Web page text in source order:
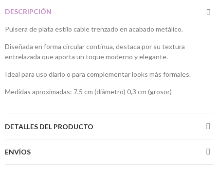
DESCRIPCIÓN
Pulsera de plata estilo cable trenzado en acabado metálico.
Diseñada en forma circular continua, destaca por su textura
entrelazada que aporta un toque moderno y elegante.
Ideal para uso diario o para complementar looks más formales.
Medidas aproximadas: 7,5 cm (diámetro) 0,3 cm (grosor)
DETALLES DEL PRODUCTO
ENVÍOS